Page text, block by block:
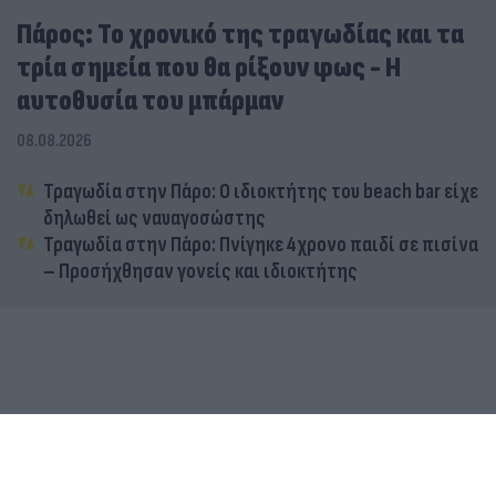
Πάρος: Το χρονικό της τραγωδίας και τα
τρία σημεία που θα ρίξουν φως - Η
αυτοθυσία του μπάρμαν
08.08.2026
Τραγωδία στην Πάρο: Ο ιδιοκτήτης του beach bar είχε
δηλωθεί ως ναυαγοσώστης
Τραγωδία στην Πάρο: Πνίγηκε 4χρονο παιδί σε πισίνα
– Προσήχθησαν γονείς και ιδιοκτήτης